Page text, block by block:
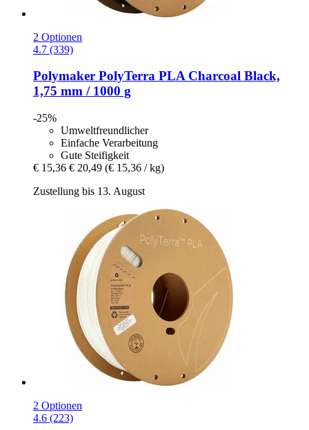
2 Optionen
4.7 (339)
Polymaker PolyTerra PLA Charcoal Black,
1,75 mm / 1000 g
-25%
Umweltfreundlicher
Einfache Verarbeitung
Gute Steifigkeit
€ 15,36 € 20,49 (€ 15,36 / kg)
Zustellung bis 13. August
2 Optionen
4.6 (223)